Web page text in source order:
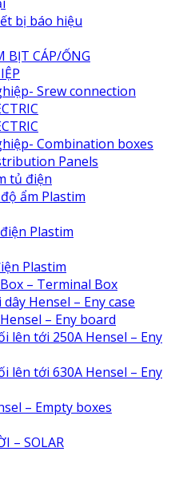
bị báo hiệu
BỊT CÁP/ỐNG
Srew connection
Combination boxes
Panels
tủ điện
ẩm Plastim
Plastim
Plastim
– Terminal Box
Hensel – Eny case
– Eny board
lên tới 250A Hensel – Eny
lên tới 630A Hensel – Eny
– Empty boxes
– SOLAR